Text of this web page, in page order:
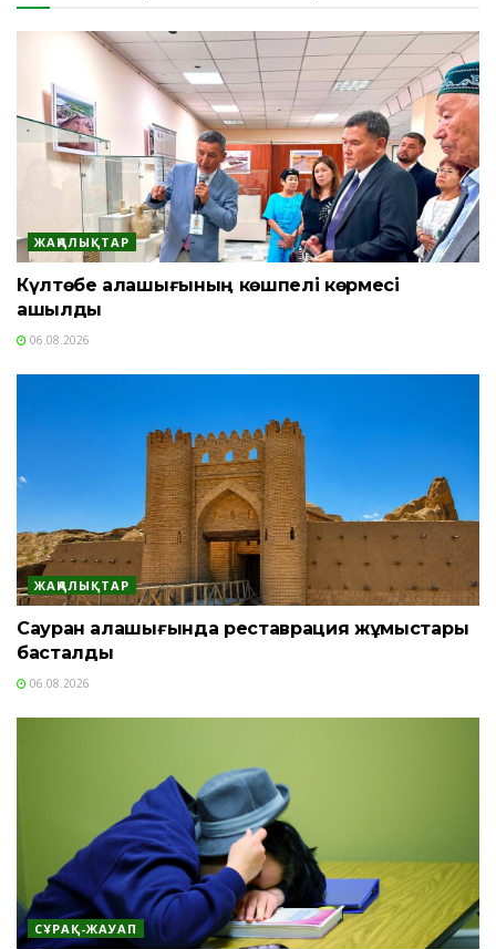
ЖАҢАЛЫҚТАР
Күлтөбе қалашығының көшпелі көрмесі
ашылды
06.08.2026
ЖАҢАЛЫҚТАР
Сауран қалашығында реставрация жұмыстары
басталды
06.08.2026
СҰРАҚ-ЖАУАП